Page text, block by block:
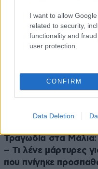
I want to allow
related to security,
functionality and
user protection.
CONFIRM
Data Deletion
Τραγωδία στα
– Τι λένε μάρτυρες
που πνίγηκε